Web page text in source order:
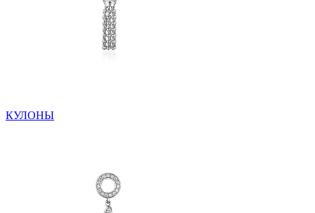
КУЛОНЫ